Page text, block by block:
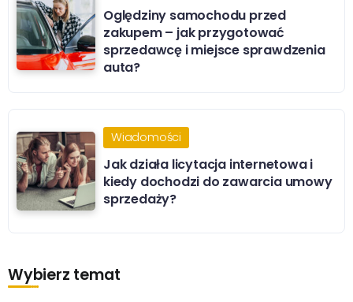
Oględziny samochodu przed
zakupem – jak przygotować
sprzedawcę i miejsce sprawdzenia
auta?
Wiadomości
Jak działa licytacja internetowa i
kiedy dochodzi do zawarcia umowy
sprzedaży?
Wybierz temat